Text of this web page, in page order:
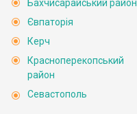
Бахчисарайський район
Євпаторія
Керч
Красноперекопський
район
Севастополь